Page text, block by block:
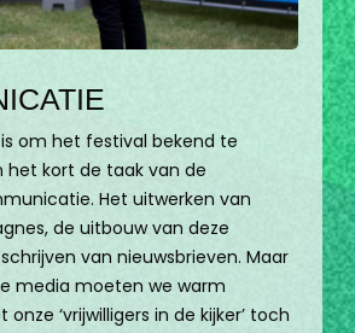
om het festival bekend te
het kort de taak van de
Het uitwerken van
de uitbouw van deze
van nieuwsbrieven. Maar
media moeten we warm
‘vrijwilligers in de kijker’ toch